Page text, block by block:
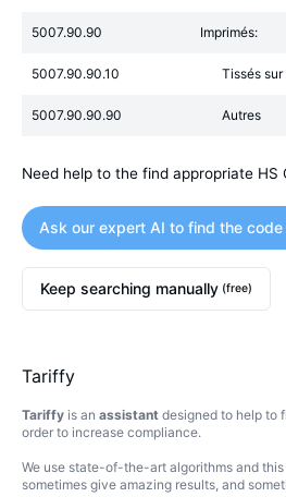
5007.90.90 Imprimés:
5007.90.90.10 Tissés sur
5007.90.90.90 Autres
Need help to the find appropriate HS
Ask our expert AI to find the code
Keep searching manually (free)
Tariffy
Tariffy is an assistant designed to help to
order to increase compliance.
We use state-of-the-art algorithms and
sometimes give amazing results, and